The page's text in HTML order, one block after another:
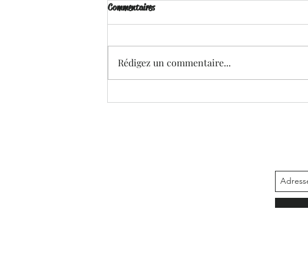
Brille pour Moi - Ena . L
Commentaires
Rédigez un commentaire...